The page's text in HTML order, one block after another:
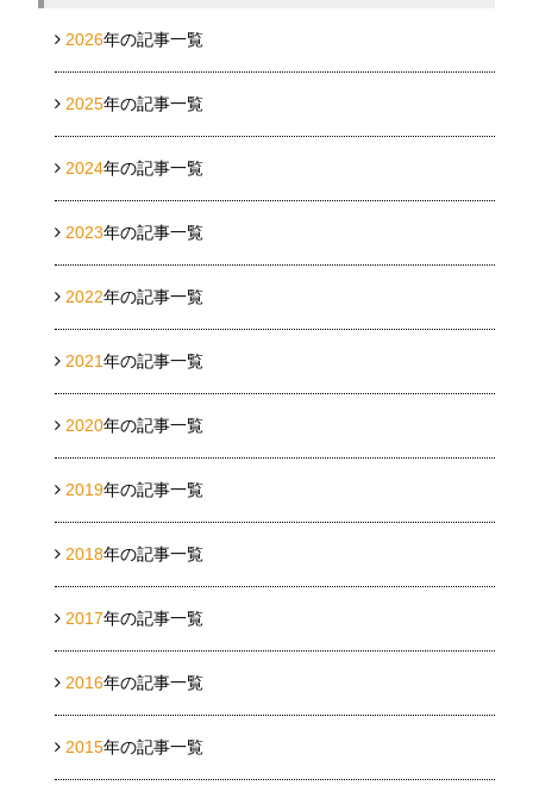
2026年の記事一覧
2025年の記事一覧
2024年の記事一覧
2023年の記事一覧
2022年の記事一覧
2021年の記事一覧
2020年の記事一覧
2019年の記事一覧
2018年の記事一覧
2017年の記事一覧
2016年の記事一覧
2015年の記事一覧